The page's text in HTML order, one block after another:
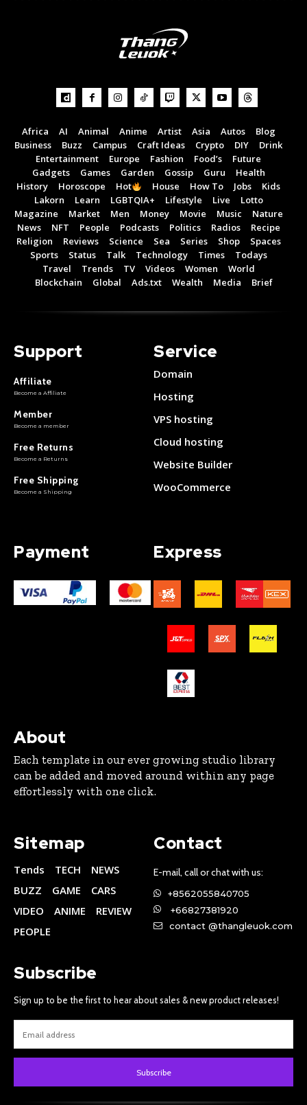
Africa AI Animal Anime Artist Asia Autos
Blog
Business
Buzz Campus Craft Ideas Crypto DIY
Drink
Entertainment
Europe Fashion Food’s
Future
Gadgets
Games Garden Gossip Guru
Health
History
Horoscope Hot House How To Jobs
Kids
Lakorn
Learn LGBTQIA+ Lifestyle Live
Lotto
Magazine
Market Men Money Movie Music
Nature
News
NFT People Podcasts Politics Radios
Recipe
Religion
Reviews Science Sea Series Shop
Spaces
Sports
Status Talk Technology Times
Todays
Travel
Trends TV Videos Women
World
Blockchain
Global Ads.txt Wealth Media Brief
Support
Affiliate
Become a Affiliate
Member
Become a member
Free Returns
Become a Returns
Free Shipping
Become a Shipping
Service
Domain
Hosting
VPS hosting
Cloud hosting
Website Builder
WooCommerce
Payment Express
About
Each template in our ever growing studio library
can be added and moved around within any page
effortlessly with one click.
Sitemap
Tends TECH
NEWS
BUZZ
GAME
CARS
VIDEO
ANIME
REVIEW
PEOPLE
Contact
E-mail, call or chat with us:
+8562055840705
+66827381920
contact @thangleuok.com
Subscribe
Sign up to be the first to hear about sales & new product releases!
Subscribe